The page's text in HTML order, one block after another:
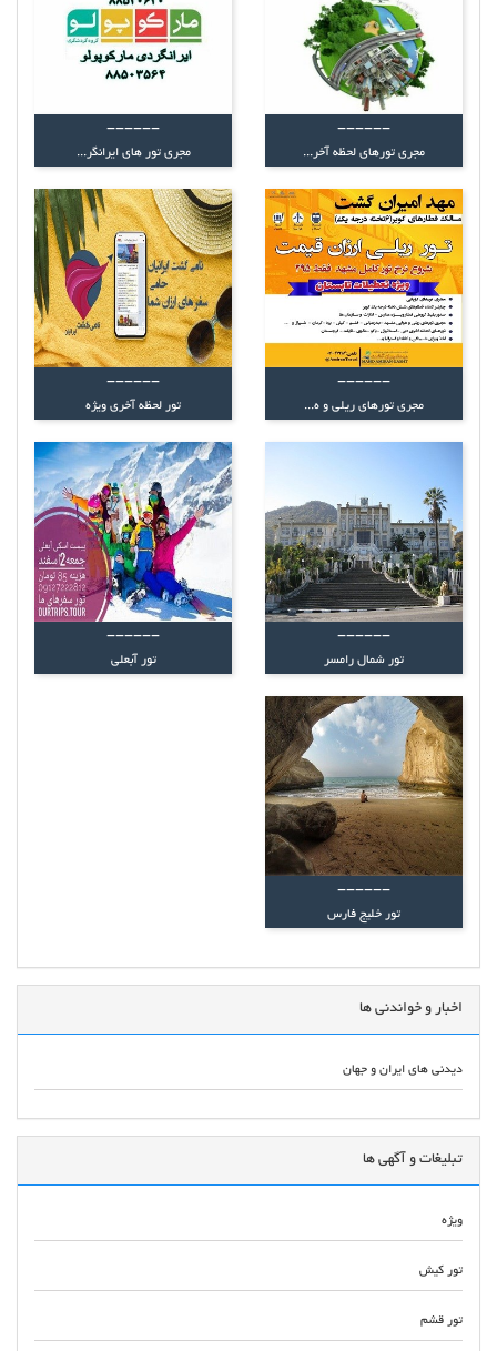
------
مجری تورهای لحظه آخر...
------
مجری تور های ایرانگر...
------
مجری تورهای ریلی و ه...
------
تور لحظه آخری ویژه
------
تور شمال رامسر
------
تور آبعلی
------
تور خلیج فارس
اخبار و خواندنی ها
دیدنی های ایران و جهان
تبلیغات و آگهی ها
ویژه
تور کیش
تور قشم